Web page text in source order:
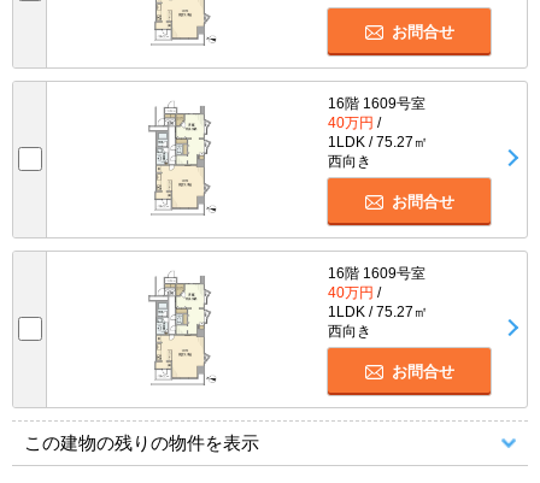
お問合せ
16階 1609号室
40万円 /
1LDK / 75.27㎡
西向き
お問合せ
16階 1609号室
40万円 /
1LDK / 75.27㎡
西向き
お問合せ
この建物の残りの物件を表示